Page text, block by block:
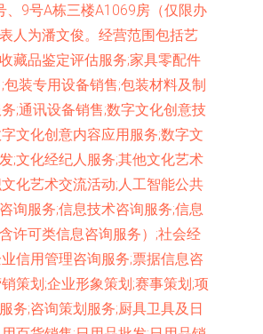
、9号A栋三楼A1069房（仅限办
人为潘文俊。经营范围包括艺
收藏品鉴定评估服务;家具零配件
包装专用设备销售;包装材料及制
;通讯设备销售;数字文化创意技
文化创意内容应用服务;数字文
;文化经纪人服务;其他文化艺术
化艺术交流活动;人工智能公共
询服务;信息技术咨询服务;信息
许可类信息咨询服务）;社会经
信用管理咨询服务;票据信息咨
策划;企业形象策划;赛事策划;项
务;咨询策划服务;厨具卫具及日